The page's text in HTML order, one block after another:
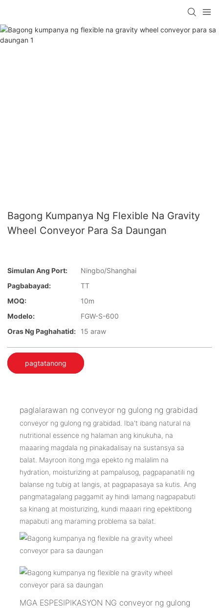
Bagong Kumpanya Ng Flexible Na Gravity
Wheel Conveyor Para Sa Daungan
Simulan Ang Port:
Ningbo/Shanghai
Pagbabayad:
TT
MOQ:
10m
Modelo:
FGW-S-600
Oras Ng Paghahatid:
15 araw
pagtatanong
paglalarawan ng conveyor ng gulong ng grabidad
conveyor ng gulong ng grabidad. Iba't ibang natural na
nutritional essence ng halaman ang kinukuha, na
maaaring magdala ng pinakadalisay na sustansya sa
balat. Mayroon itong mga epekto ng malalim na
hydration, moisturizing at pampalusog, pagpapanatili ng
balanse ng tubig at langis, at pagpapasaya sa kutis. Ang
pangmatagalang paggamit ay hindi lamang nagpapabuti
sa kinang at moisturizing, kundi maaari ring epektibong
mapabuti ang maraming problema sa balat.
MGA ESPESIPIKASYON NG conveyor ng gulong